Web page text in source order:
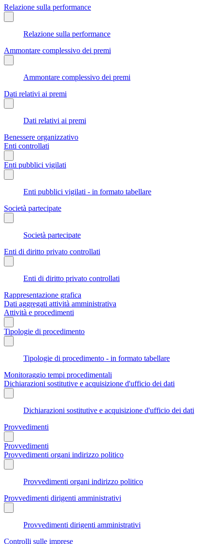
Relazione sulla performance
Relazione sulla performance
Ammontare complessivo dei premi
Ammontare complessivo dei premi
Dati relativi ai premi
Dati relativi ai premi
Benessere organizzativo
Enti controllati
Enti pubblici vigilati
Enti pubblici vigilati - in formato tabellare
Società partecipate
Società partecipate
Enti di diritto privato controllati
Enti di diritto privato controllati
Rappresentazione grafica
Dati aggregati attività amministrativa
Attività e procedimenti
Tipologie di procedimento
Tipologie di procedimento - in formato tabellare
Monitoraggio tempi procedimentali
Dichiarazioni sostitutive e acquisizione d'ufficio dei dati
Dichiarazioni sostitutive e acquisizione d'ufficio dei dati
Provvedimenti
Provvedimenti
Provvedimenti organi indirizzo politico
Provvedimenti organi indirizzo politico
Provvedimenti dirigenti amministrativi
Provvedimenti dirigenti amministrativi
Controlli sulle imprese